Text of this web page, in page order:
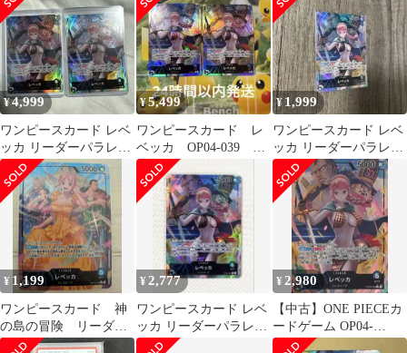
¥4,999
ワンピースカード レベ
ッカ リーダーパラレル
OP04-039
¥5,499
ワンピースカード レ
ベッカ OP04-039
L リーダーパラレル
謀略の王国
¥ 1,999
ワンピースカード レベ
ッカ リーダーパラレル
謀略の王国OP04-039
¥ 1,199
ワンピースカード 神
の島の冒険 リーダ
ー レベッカ パラレ
¥ 2,777
ワンピースカード レベ
ッカ リーダーパラレル
謀略の王国OP04-039
¥ 2,980
【中古】ONE PIECEカ
ードゲーム OP04-
039[L]：(パラレル)レベ